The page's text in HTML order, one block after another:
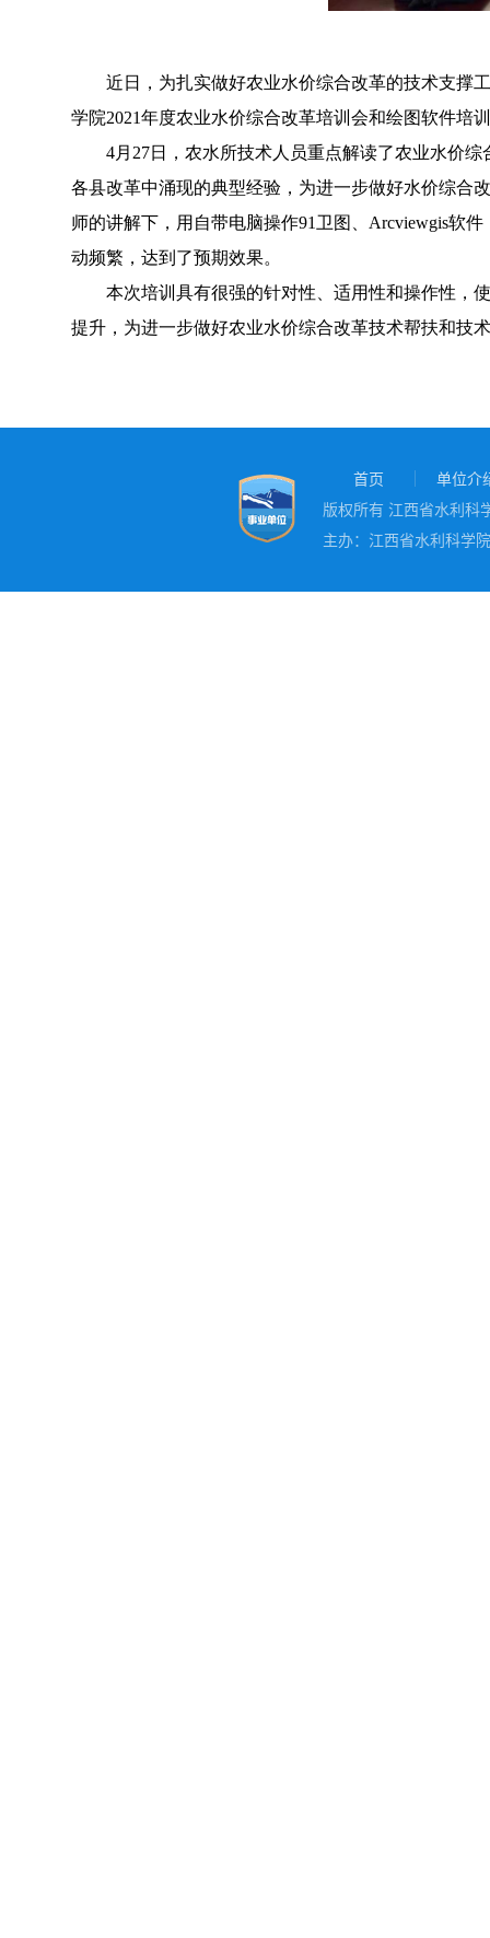
近日，为扎实做好农业水价综合改革的技术支撑
学院2021年度农业水价综合改革培训会和绘图软件培
4月27日，农水所技术人员重点解读了农业水价
各县改革中涌现的典型经验，为进一步做好水价综合
师的讲解下，用自带电脑操作91卫图、Arcviewgis软
动频繁，达到了预期效果。
本次培训具有很强的针对性、适用性和操作性，
提升，为进一步做好农业水价综合改革技术帮扶和技
首页
单位介
版权所有 江西省水利科
主办：江西省水利科学